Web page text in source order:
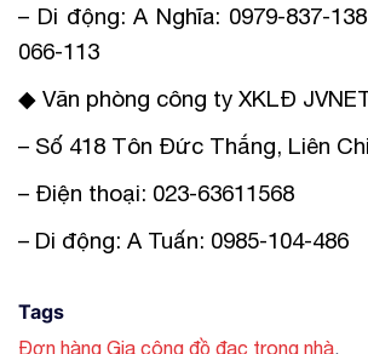
– Di động: A Nghĩa: 0979-837-
066-113
◆ Văn phòng công ty XKLĐ
– Số 418 Tôn Đức Thắng, Liên
– Điện thoại: 023-63611568
– Di động: A Tuấn: 0985-104-486
Tags
Đơn hàng Gia công đồ đạc trong nhà,